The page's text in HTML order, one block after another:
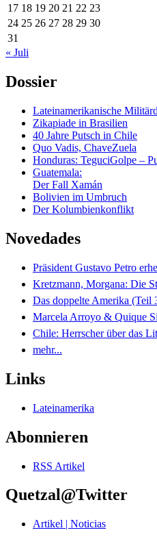
17 18 19 20 21 22 23
24 25 26 27 28 29 30
31
« Juli
Dossier
Lateinamerikanische
Zikapiade in Brasilien
40 Jahre Putsch in Chile
Quo Vadis, ChaveZuela
Honduras: TeguciGolpe –
Guatemala:
Der Fall Xamán
Bolivien im Umbruch
Der Kolumbienkonflikt
Novedades
Präsident Gustavo Petro
Kretzmann, Morgana: Die
Das doppelte Amerika (Teil
Marcela Arroyo & Quique
Chile: Herrscher über das
mehr...
Links
Lateinamerika
Abonnieren
RSS Artikel
Quetzal@Twitter
Artikel | Noticias